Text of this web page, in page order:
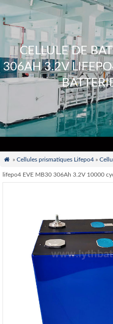
CELLULE DE
306AH 3.2V
 » Cellules prismatiques Lifepo4»
lifepo4 EVE MB30 306Ah 3.2V 10000